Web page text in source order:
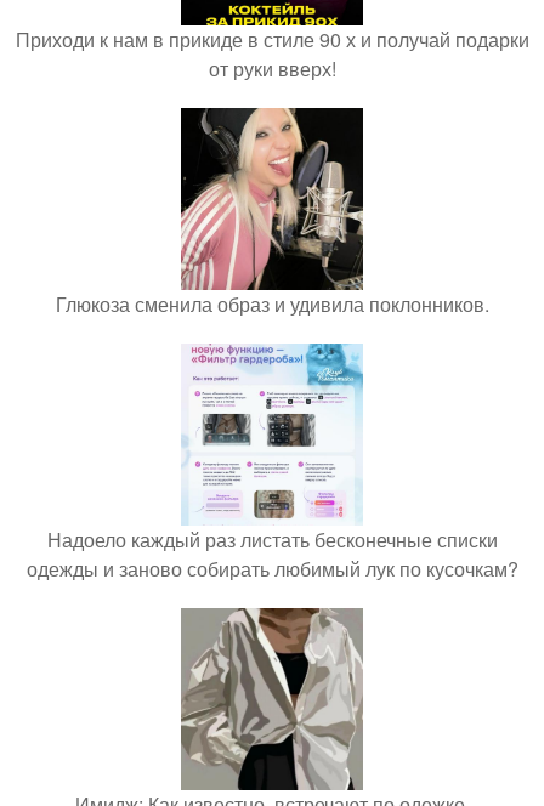
Приходи к нам в прикиде в стиле 90 х и получай подарки
от руки вверх!
Глюкоза сменила образ и удивила поклонников.
Надоело каждый раз листать бесконечные списки
одежды и заново собирать любимый лук по кусочкам?